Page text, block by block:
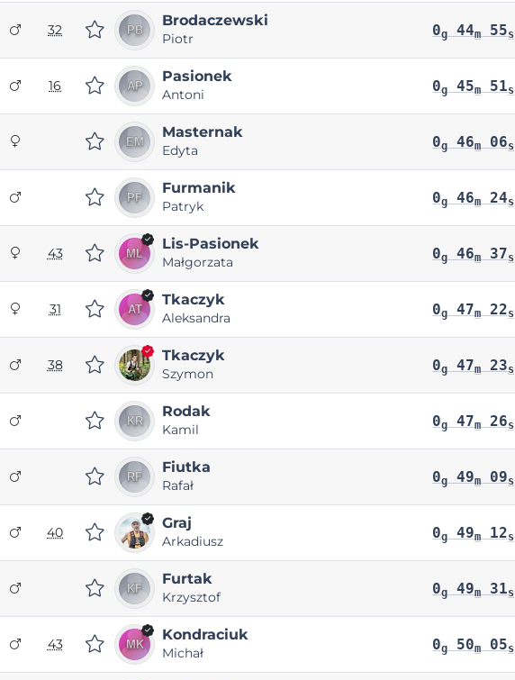
32
Brodaczewski
Piotr 0g 44m 55s
16
Pasionek
Antoni 0g 45m 51s
Masternak
Edyta 0g 46m 06s
Furmanik
Patryk 0g 46m 24s
43
Lis-Pasionek
Małgorzata 0g 46m 37s
31
Tkaczyk
Aleksandra 0g 47m 22s
38
Tkaczyk
Szymon 0g 47m 23s
Rodak
Kamil 0g 47m 26s
Fiutka
Rafał 0g 49m 09s
40
Graj
Arkadiusz 0g 49m 12s
Furtak
Krzysztof 0g 49m 31s
43
Kondraciuk
Michał 0g 50m 05s